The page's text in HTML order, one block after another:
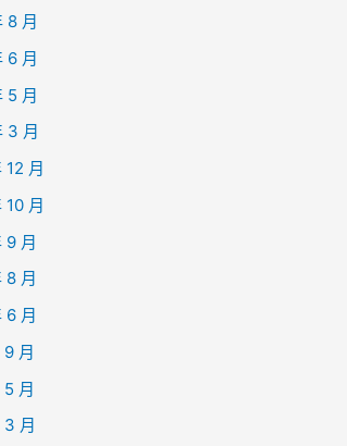
8 月
6 月
5 月
3 月
12 月
10 月
9 月
8 月
6 月
月
月
月